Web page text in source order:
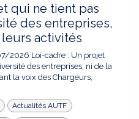
qui ne tient pas
des entreprises,
activités
2026 Loi-cadre : Un projet
des entreprises, ni de la
la voix des Chargeurs,
Actualités AUTF